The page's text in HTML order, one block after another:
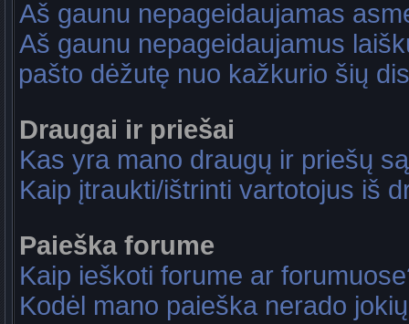
Aš gaunu nepageidaujamas
Aš gaunu nepageidaujamus
pašto dėžutę nuo kažkurio šių
Draugai ir priešai
Kas yra mano draugų ir priešų
Kaip įtraukti/ištrinti vartotojus iš
Paieška forume
Kaip ieškoti forume ar
Kodėl mano paieška nerado